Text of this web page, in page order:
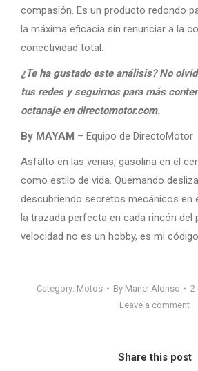
compasión. Es un producto redondo
la máxima eficacia sin renunciar a la
conectividad total.
¿Te ha gustado este análisis? No
tus redes y seguirnos para más
octanaje en directomotor.com.
By MAYAM – Equipo de DirectoMotor
Asfalto en las venas, gasolina en el
como estilo de vida. Quemando
descubriendo secretos mecánicos en
la trazada perfecta en cada rincón del
velocidad no es un hobby, es mi
Category: Motos By Manel Alonso
2
Leave a comment
Share this post